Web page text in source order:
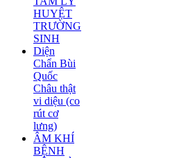
HUYỆT
TRƯỜNG
SINH
Diện
Chẩn Bùi
Quốc
Châu thật
vi diệu (co
rút cơ
lưng)
ÂM KHÍ
BỆNH